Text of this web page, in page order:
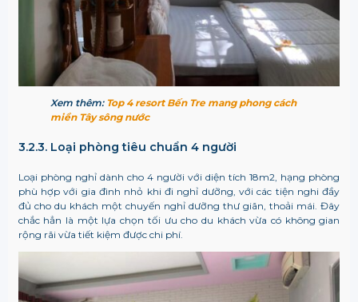
Xem thêm: Top 4 resort Bến Tre mang phong cách
miền Tây sông nước
3.2.3. Loại phòng tiêu chuẩn 4 người
Loại phòng nghỉ dành cho 4 người với diện tích 18m2, hạng phòng
phù hợp với gia đình nhỏ khi đi nghỉ dưỡng, với các tiện nghi đầy
đủ cho du khách một chuyến nghỉ dưỡng thư giãn, thoải mái. Đây
chắc hẳn là một lựa chọn tối ưu cho du khách vừa có không gian
rộng rãi vừa tiết kiệm được chi phí.